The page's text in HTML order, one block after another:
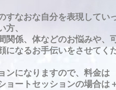
すなおな自分を表現してい
方、
関係、体などのお悩みや、
になるお手伝いをさせてく
ンになりますので、料金は
ョートセッションの場合は